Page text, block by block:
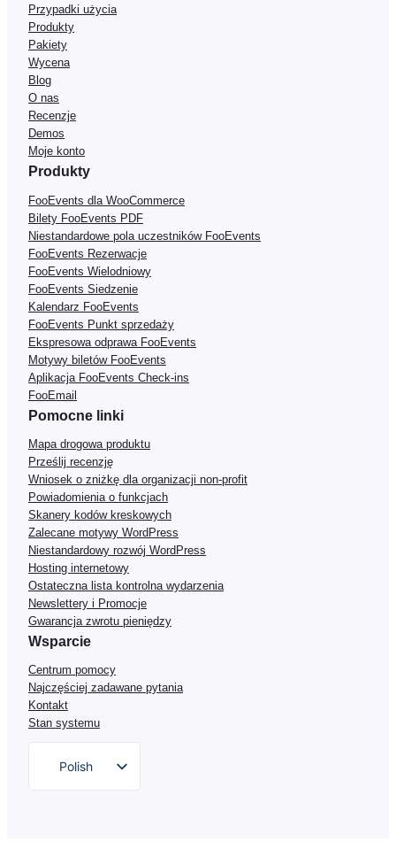
Przypadki użycia
Produkty
Pakiety
Wycena
Blog
O nas
Recenzje
Demos
Moje konto
Produkty
FooEvents dla WooCommerce
Bilety FooEvents PDF
Niestandardowe pola uczestników FooEvents
FooEvents Rezerwacje
FooEvents Wielodniowy
FooEvents Siedzenie
Kalendarz FooEvents
FooEvents Punkt sprzedaży
Ekspresowa odprawa FooEvents
Motywy biletów FooEvents
Aplikacja FooEvents Check-ins
FooEmail
Pomocne linki
Mapa drogowa produktu
Prześlij recenzję
Wniosek o zniżkę dla organizacji non-profit
Powiadomienia o funkcjach
Skanery kodów kreskowych
Zalecane motywy WordPress
Niestandardowy rozwój WordPress
Hosting internetowy
Ostateczna lista kontrolna wydarzenia
Newslettery i Promocje
Gwarancja zwrotu pieniędzy
Wsparcie
Centrum pomocy
Najczęściej zadawane pytania
Kontakt
Stan systemu
Polish